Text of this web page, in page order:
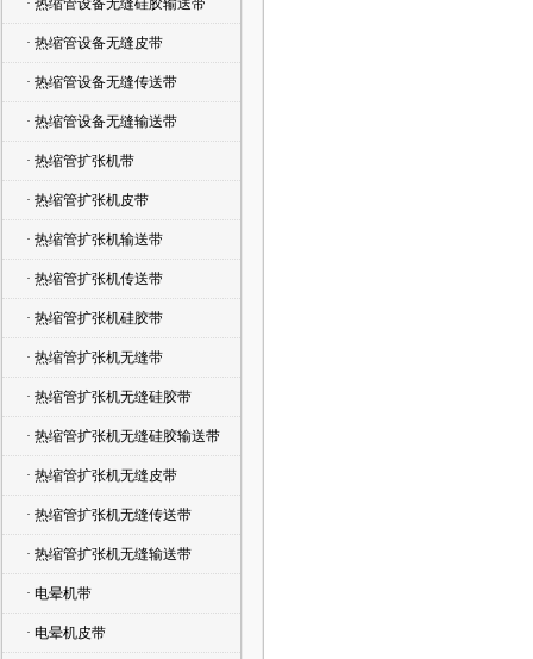
· 热缩管设备无缝硅胶输送带
· 热缩管设备无缝皮带
· 热缩管设备无缝传送带
· 热缩管设备无缝输送带
· 热缩管扩张机带
· 热缩管扩张机皮带
· 热缩管扩张机输送带
· 热缩管扩张机传送带
· 热缩管扩张机硅胶带
· 热缩管扩张机无缝带
· 热缩管扩张机无缝硅胶带
· 热缩管扩张机无缝硅胶输送带
· 热缩管扩张机无缝皮带
· 热缩管扩张机无缝传送带
· 热缩管扩张机无缝输送带
· 电晕机带
· 电晕机皮带